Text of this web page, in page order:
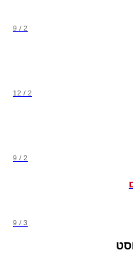
2 / 9
2 / 12
2 / 9
3 / 9